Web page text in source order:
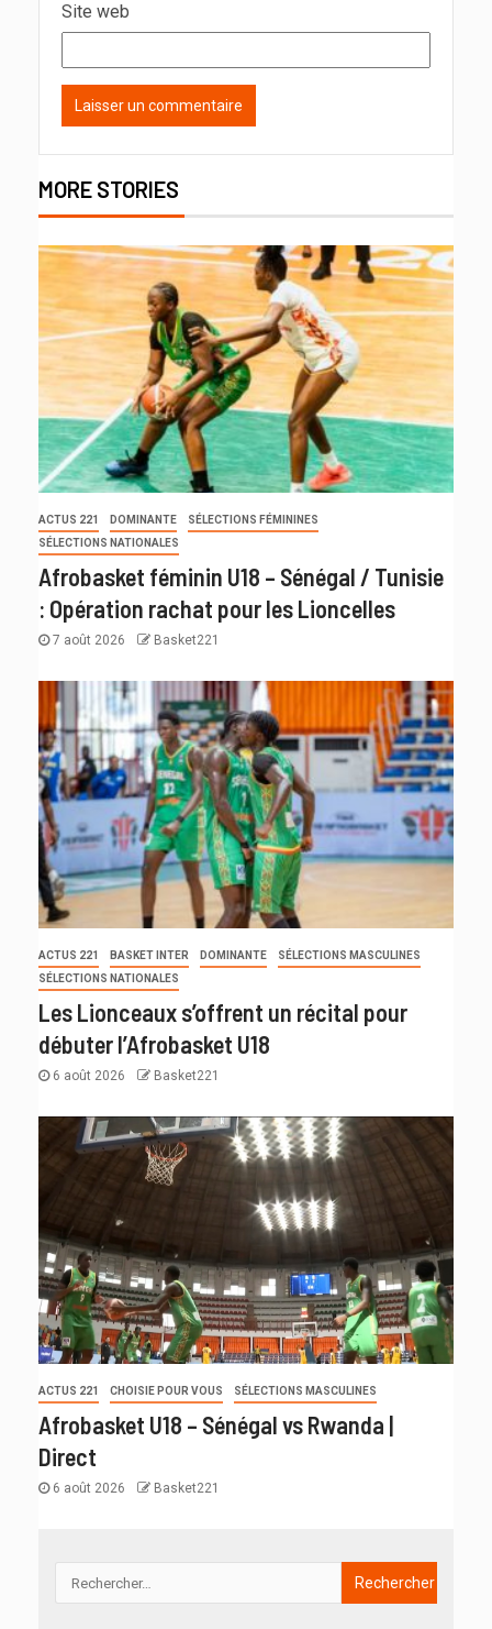
Site web
MORE STORIES
ACTUS 221 DOMINANTE
SÉLECTIONS FÉMININES
SÉLECTIONS NATIONALES
Afrobasket féminin U18 – Sénégal / Tunisie
: Opération rachat pour les Lioncelles
7 août 2026 Basket221
ACTUS 221 BASKET INTER DOMINANTE
SÉLECTIONS MASCULINES
SÉLECTIONS NATIONALES
Les Lionceaux s’offrent un récital pour
débuter l’Afrobasket U18
6 août 2026 Basket221
ACTUS 221 CHOISIE POUR VOUS SÉLECTIONS MASCULINES
Afrobasket U18 – Sénégal vs Rwanda |
Direct
6 août 2026 Basket221